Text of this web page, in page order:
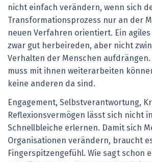
nicht einfach verändern, wenn sich
Transformationsprozess nur an der
neuen Verfahren orientiert. Ein
zwar gut herbeireden, aber nicht
Verhalten der Menschen aufdrängen.
muss mit ihnen weiterarbeiten
keine anderen da sind.
Engagement, Selbstverantwortung,
Reflexionsvermögen lässt sich nicht
Schnellbleiche erlernen. Damit sich
Organisationen verändern, braucht
Fingerspitzengefühl. Wie sagt schon